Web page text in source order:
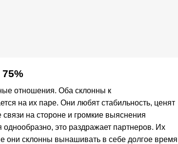
отношения. Оба склонны к
на их паре. Они любят стабильность, ценят
на стороне и громкие выяснения
это раздражает партнеров. Их
они склонны вынашивать в себе долгое